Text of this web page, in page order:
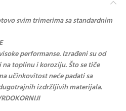
svim trimerima sa standardnim
performanse. Izrađeni su od
toplinu i koroziju. Što se tiče
učinkovitost neće padati sa
izdržljivih materijala.